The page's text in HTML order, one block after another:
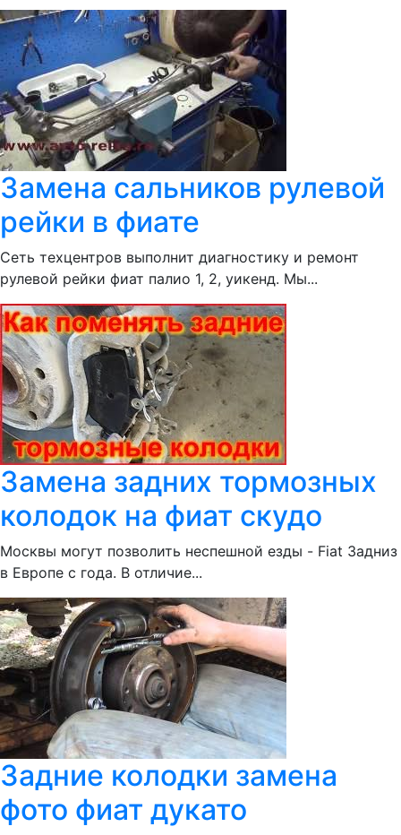
Замена сальников рулевой
рейки в фиате
Сеть техцентров выполнит диагностику и ремонт
рулевой рейки фиат палио 1, 2, уикенд. Мы...
Замена задних тормозных
колодок на фиат скудо
Москвы могут позволить неспешной езды - Fiat Задниз
в Европе с года. В отличие...
Задние колодки замена
фото фиат дукато